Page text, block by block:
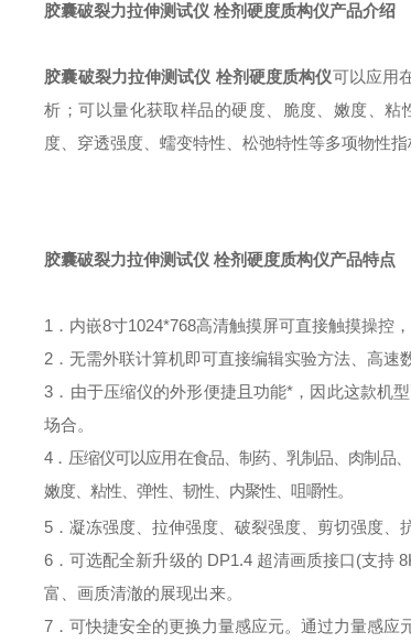
胶囊破裂力拉伸测试仪 栓剂硬度质构仪产品介绍
胶囊破裂力拉伸测试仪 栓剂硬度质构仪可以应用
析；可以量化获取样品的硬度、脆度、嫩度、
度、穿透强度、蠕变特性、松弛特性等多项物性指
胶囊破裂力拉伸测试仪 栓剂硬度质构仪产品特点
1． 内嵌8寸1024*768高清触摸屏可直接触摸操控
2．无需外联计算机即可直接编辑实验方法、高速
3．由于压缩仪的外形便捷且功能*，因此这款机
场合。
4．压缩仪可以应用在食品、制药、乳制品、肉制品
嫩度、粘性、弹性、韧性、内聚性、咀嚼性。
5．凝冻强度、拉伸强度、破裂强度、剪切强度
6．可选配全新升级的 DP1.4 超清画质接口(支持 8
富、画质清澈的展现出来。
7．可快捷安全的更换力量感应元。通过力量感应